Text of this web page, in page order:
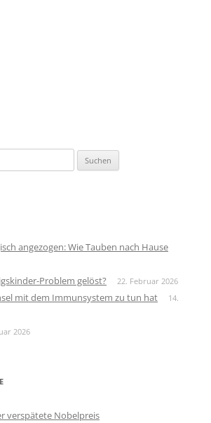
angezogen: Wie Tauben nach Hause
Problem gelöst? 22. Februar 2026
mit dem Immunsystem zu tun hat
14.
2026
verspätete Nobelpreis